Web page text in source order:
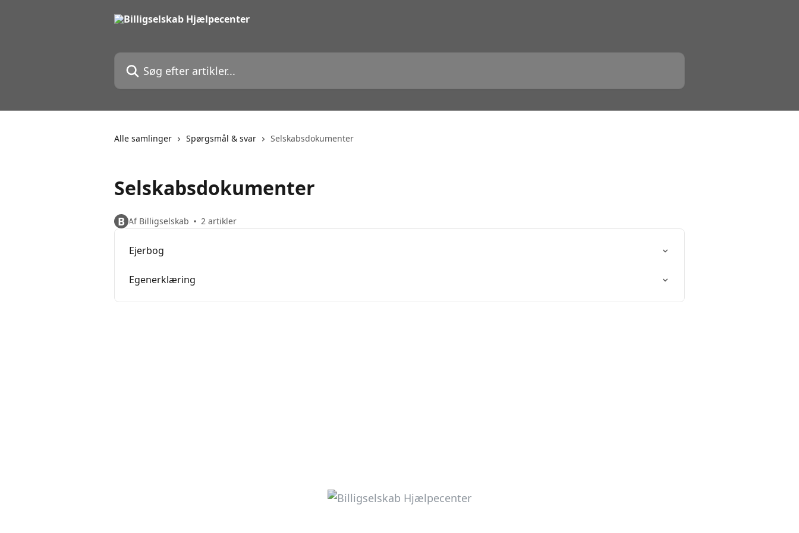
Søg efter artikler...
Alle samlinger Spørgsmål & svar Selskabsdokumenter
Selskabsdokumenter
B Af Billigselskab 2 artikler
Ejerbog
Egenerklæring